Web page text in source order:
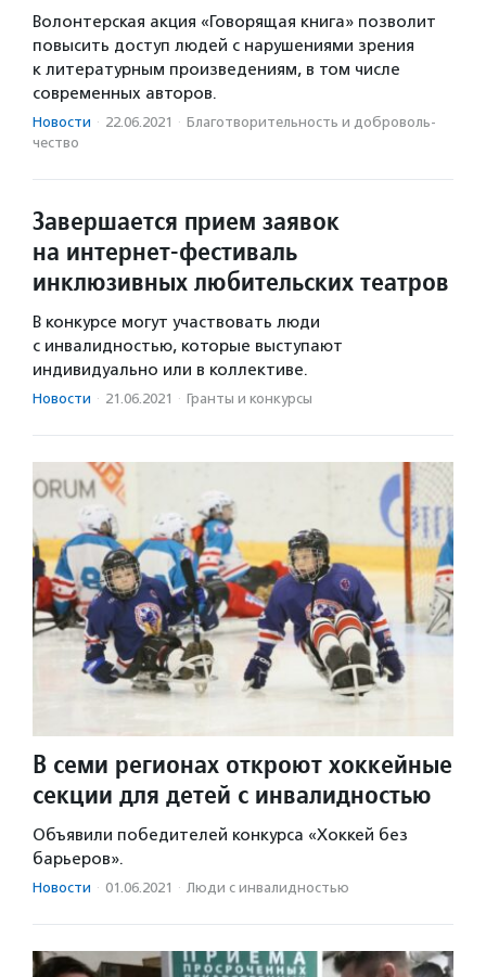
Волонтерская акция «Говорящая книга» позволит
повысить доступ людей с нарушениями зрения
к литературным произведениям, в том числе
современных авторов.
Новости · 22.06.2021 · Благотвори­тель­ность и доброволь­
чест­во
Завершается прием заявок
на интернет-фестиваль
инклюзивных любительских театров
В конкурсе могут участвовать люди
с инвалидностью, которые выступают
индивидуально или в коллективе.
Новости · 21.06.2021 · Гранты и конкурсы
В семи регионах откроют хоккейные
секции для детей с инвалидностью
Объявили победителей конкурса «Хоккей без
барьеров».
Новости · 01.06.2021 · Люди с инвалидностью